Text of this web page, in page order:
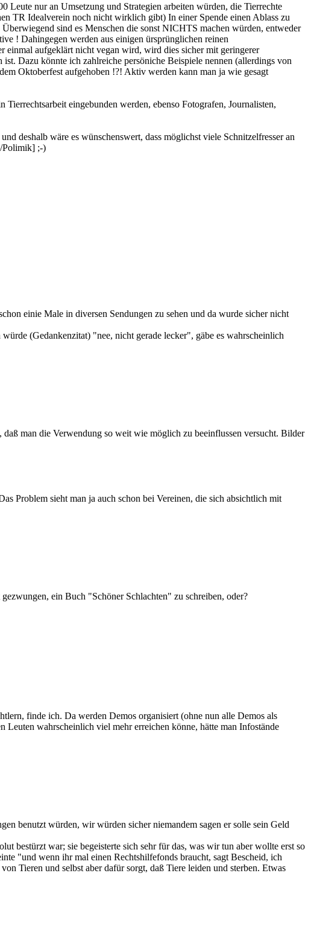
Leute nur an Umsetzung und Strategien arbeiten würden, die Tierrechte
TR Idealverein noch nicht wirklich gibt) In einer Spende einen Ablass zu
sind es Menschen die sonst NICHTS machen würden, entweder
! Dahingegen werden aus einigen ürsprünglichen reinen
aufgeklärt nicht vegan wird, wird dies sicher mit geringerer
Dazu könnte ich zahlreiche persöniche Beispiele nennen (allerdings von
Oktoberfest aufgehoben !?! Aktiv werden kann man ja wie gesagt
eingebunden werden, ebenso Fotografen, Journalisten,
deshalb wäre es wünschenswert, dass möglichst viele Schnitzelfresser an
Polimik] ;-)
einie Male in diversen Sendungen zu sehen und da wurde sicher nicht
(Gedankenzitat) "nee, nicht gerade lecker", gäbe es wahrscheinlich
man die Verwendung so weit wie möglich zu beeinflussen versucht. Bilder
Problem sieht man ja auch schon bei Vereinen, die sich absichtlich mit
ein Buch "Schöner Schlachten" zu schreiben, oder?
finde ich. Da werden Demos organisiert (ohne nun alle Demos als
wahrscheinlich viel mehr erreichen könne, hätte man Infostände
benutzt würden, wir würden sicher niemandem sagen er solle sein Geld
bestürzt war; sie begeisterte sich sehr für das, was wir tun aber wollte erst so
"und wenn ihr mal einen Rechtshilfefonds braucht, sagt Bescheid, ich
Tieren und selbst aber dafür sorgt, daß Tiere leiden und sterben. Etwas